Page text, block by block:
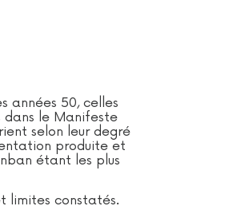
années 50, celles
dans le Manifeste
selon leur degré
produite et
étant les plus
limites constatés.